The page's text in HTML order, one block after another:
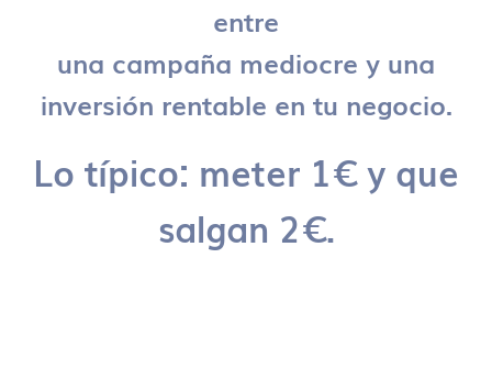
entre
una campaña mediocre y una
inversión rentable en tu negocio.
Lo típico: meter 1€ y que
salgan 2€.